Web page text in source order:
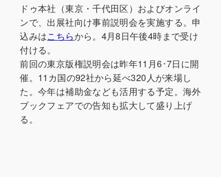
ドゥ本社（東京・千代田区）およびオンライ
ンで、出展社向け事前説明会を実施する。申
込みはこちらから。 4月8日午後4時まで受け
付ける。
前回の東京版権説明会は昨年11月6･7日に開
催。11カ国の92社から延べ320人が来場し
た。今年は補助金なども活用する予定。海外
ブックフェアでの告知も拡大して盛り上げ
る。